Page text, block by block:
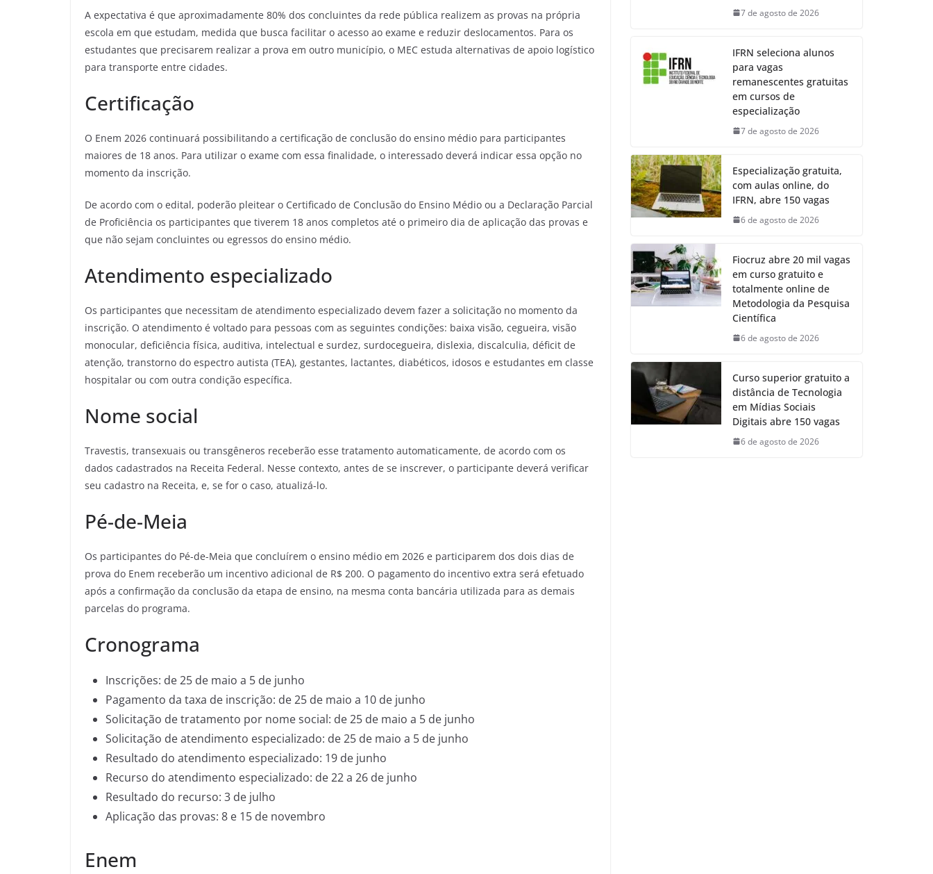
A expectativa é que aproximadamente 80% dos concluintes da rede pública realizem as provas na própria
escola em que estudam, medida que busca facilitar o acesso ao exame e reduzir deslocamentos. Para os
estudantes que precisarem realizar a prova em outro município, o MEC estuda alternativas de apoio logístico
para transporte entre cidades.
Certificação
O Enem 2026 continuará possibilitando a certificação de conclusão do ensino médio para participantes
maiores de 18 anos. Para utilizar o exame com essa finalidade, o interessado deverá indicar essa opção no
momento da inscrição.
De acordo com o edital, poderão pleitear o Certificado de Conclusão do Ensino Médio ou a Declaração Parcial
de Proficiência os participantes que tiverem 18 anos completos até o primeiro dia de aplicação das provas e
que não sejam concluintes ou egressos do ensino médio.
Atendimento especializado
Os participantes que necessitam de atendimento especializado devem fazer a solicitação no momento da
inscrição. O atendimento é voltado para pessoas com as seguintes condições: baixa visão, cegueira, visão
monocular, deficiência física, auditiva, intelectual e surdez, surdocegueira, dislexia, discalculia, déficit de
atenção, transtorno do espectro autista (TEA), gestantes, lactantes, diabéticos, idosos e estudantes em classe
hospitalar ou com outra condição específica.
Nome social
Travestis, transexuais ou transgêneros receberão esse tratamento automaticamente, de acordo com os
dados cadastrados na Receita Federal. Nesse contexto, antes de se inscrever, o participante deverá verificar
seu cadastro na Receita, e, se for o caso, atualizá-lo.
Pé-de-Meia
Os participantes do Pé-de-Meia que concluírem o ensino médio em 2026 e participarem dos dois dias de
prova do Enem receberão um incentivo adicional de R$ 200. O pagamento do incentivo extra será efetuado
após a confirmação da conclusão da etapa de ensino, na mesma conta bancária utilizada para as demais
parcelas do programa.
Cronograma
Inscrições: de 25 de maio a 5 de junho
Pagamento da taxa de inscrição: de 25 de maio a 10 de junho
Solicitação de tratamento por nome social: de 25 de maio a 5 de junho
Solicitação de atendimento especializado: de 25 de maio a 5 de junho
Resultado do atendimento especializado: 19 de junho
Recurso do atendimento especializado: de 22 a 26 de junho
Resultado do recurso: 3 de julho
Aplicação das provas: 8 e 15 de novembro
Enem
7 de agosto de 2026
IFRN seleciona alunos
para vagas
remanescentes gratuitas
em cursos de
especialização
7 de agosto de 2026
Especialização gratuita,
com aulas online, do
IFRN, abre 150 vagas
6 de agosto de 2026
Fiocruz abre 20 mil vagas
em curso gratuito e
totalmente online de
Metodologia da Pesquisa
Científica
6 de agosto de 2026
Curso superior gratuito a
distância de Tecnologia
em Mídias Sociais
Digitais abre 150 vagas
6 de agosto de 2026